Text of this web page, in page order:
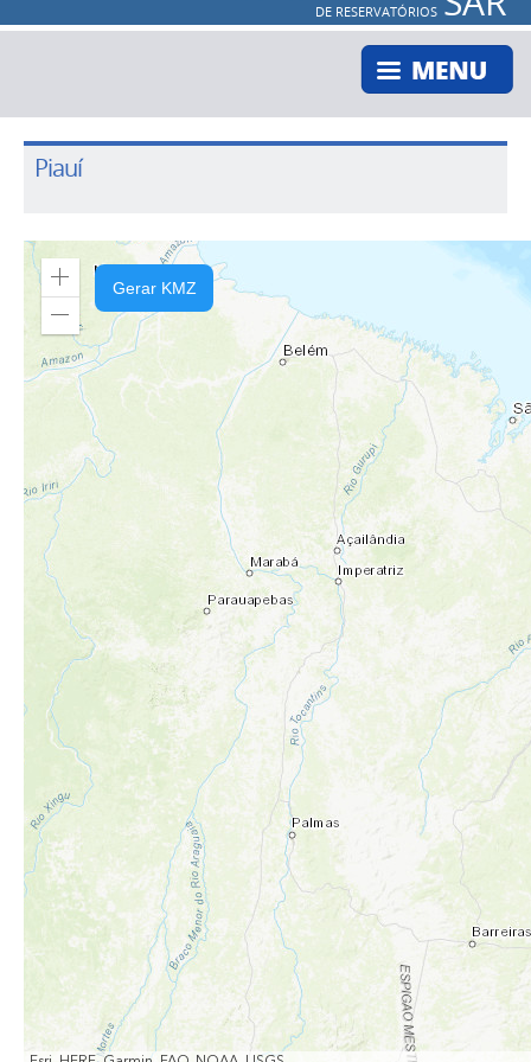
DE RESERVATÓRIOS
Piauí
Zoom
Zoom
Out
Gerar KMZ